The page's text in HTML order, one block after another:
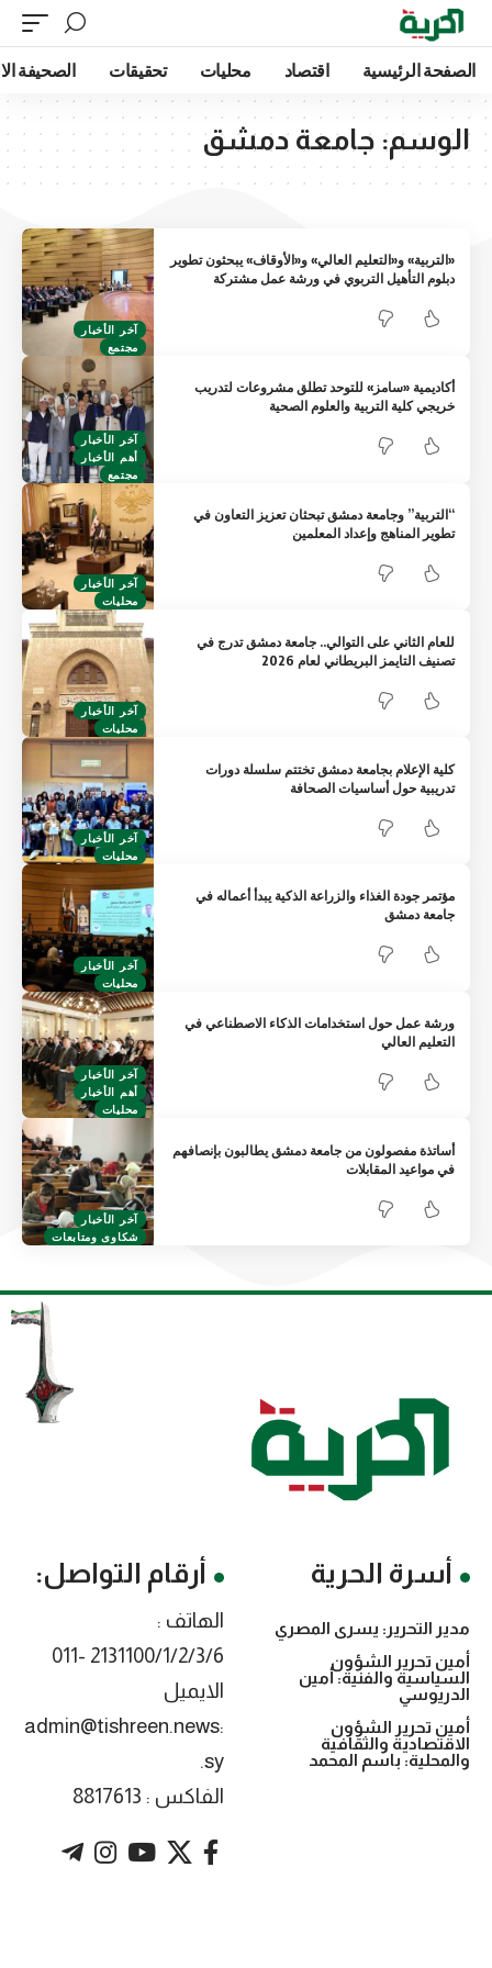
الصفحة الرئيسية اقتصاد محليات تحقيقات الصحيفة
الوسم: جامعة دمشق
آخر الأخبار
مجتمع
«التربية» و«التعليم العالي» و«الأوقاف» يبحثون تطوير
دبلوم التأهيل التربوي في ورشة عمل مشتركة
آخر الأخبار
أهم الأخبار
مجتمع
أكاديمية «سامز» للتوحد تطلق مشروعات لتدريب
خريجي كلية التربية والعلوم الصحية
آخر الأخبار
محليات
“التربية” وجامعة دمشق تبحثان تعزيز التعاون في
تطوير المناهج وإعداد المعلمين
آخر الأخبار
محليات
للعام الثاني على التوالي.. جامعة دمشق تدرج في
تصنيف التايمز البريطاني لعام 2026
آخر الأخبار
محليات
كلية الإعلام بجامعة دمشق تختتم سلسلة دورات
تدريبية حول أساسيات الصحافة
آخر الأخبار
محليات
مؤتمر جودة الغذاء والزراعة الذكية يبدأ أعماله في
جامعة دمشق
آخر الأخبار
أهم الأخبار
محليات
ورشة عمل حول استخدامات الذكاء الاصطناعي في
التعليم العالي
آخر الأخبار
شكاوى ومتابعات
أساتذة مفصولون من جامعة دمشق يطالبون بإنصافهم
في مواعيد المقابلات
أسرة الحرية
مدير التحرير: يسرى المصري
أمين تحرير الشؤون
السياسية والفنية: أمين
الدريوسي
أمين تحرير الشؤون
الاقتصادية والثقافية
والمحلية: باسم المحمد
أرقام التواصل:
الهاتف :
2131100/1/2/3/6 -011
الايميل
:admin@tishreen.news
.sy
الفاكس : 8817613